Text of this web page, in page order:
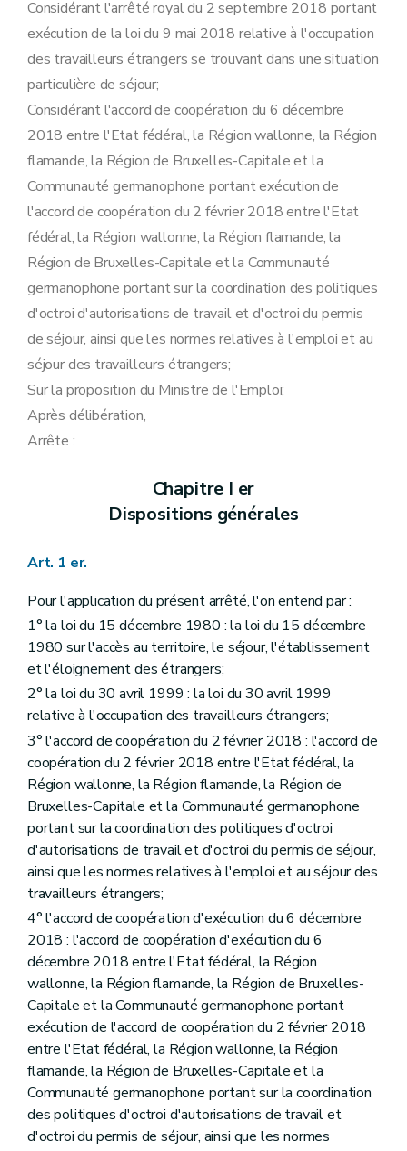
Art. 73
Section 4 Décision prise sur base d'une demande d'admission au travail et voies de recours
Art. 75
Art. 76
Art. 77
Art. 78
Art. 79
Chapitre V Rémunération
Art. 80
Art. 81
Art. 82
Art. 83
Chapitre VI Dispositions en matière de traitement des données
Art. 84
Art. 85
Art. 86
Chapitre VII Dispositions abrogatoire, transitoire et finales
Art. 87
Art. 88
Art. 89
Art. 90
Considérant l'arrêté royal du 2 septembre 2018 portant
exécution de la loi du 9 mai 2018 relative à l'occupation
des travailleurs étrangers se trouvant dans une situation
particulière de séjour;
Considérant l'accord de coopération du 6 décembre
2018 entre l'Etat fédéral, la Région wallonne, la Région
flamande, la Région de Bruxelles-Capitale et la
Communauté germanophone portant exécution de
l'accord de coopération du 2 février 2018 entre l'Etat
fédéral, la Région wallonne, la Région flamande, la
Région de Bruxelles-Capitale et la Communauté
germanophone portant sur la coordination des politiques
d'octroi d'autorisations de travail et d'octroi du permis
de séjour, ainsi que les normes relatives à l'emploi et au
séjour des travailleurs étrangers;
Sur la proposition du Ministre de l'Emploi;
Après délibération,
Arrête :
Chapitre I er
Dispositions générales
Art. 1 er.
Pour l'application du présent arrêté, l'on entend par :
1° la loi du 15 décembre 1980 : la loi du 15 décembre
1980 sur l'accès au territoire, le séjour, l'établissement
et l'éloignement des étrangers;
2° la loi du 30 avril 1999 : la loi du 30 avril 1999
relative à l'occupation des travailleurs étrangers;
3° l'accord de coopération du 2 février 2018 : l'accord de
coopération du 2 février 2018 entre l'Etat fédéral, la
Région wallonne, la Région flamande, la Région de
Bruxelles-Capitale et la Communauté germanophone
portant sur la coordination des politiques d'octroi
d'autorisations de travail et d'octroi du permis de séjour,
ainsi que les normes relatives à l'emploi et au séjour des
travailleurs étrangers;
4° l'accord de coopération d'exécution du 6 décembre
2018 : l'accord de coopération d'exécution du 6
décembre 2018 entre l'Etat fédéral, la Région
wallonne, la Région flamande, la Région de Bruxelles-
Capitale et la Communauté germanophone portant
exécution de l'accord de coopération du 2 février 2018
entre l'Etat fédéral, la Région wallonne, la Région
flamande, la Région de Bruxelles-Capitale et la
Communauté germanophone portant sur la coordination
des politiques d'octroi d'autorisations de travail et
d'octroi du permis de séjour, ainsi que les normes